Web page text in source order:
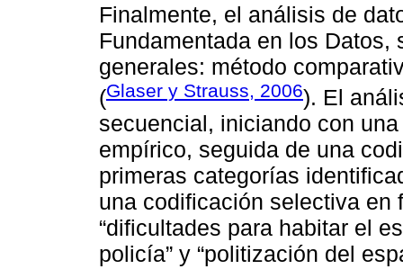
Finalmente, el análisis de
Fundamentada en los
generales: método
(Glaser y Strauss, 2006). El
secuencial, iniciando con
empírico, seguida de una
primeras categorías
una codificación selectiva en
“dificultades para habitar el
policía” y “politización del